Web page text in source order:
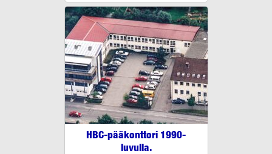
HBC-pääkonttori 1990-
luvulla.